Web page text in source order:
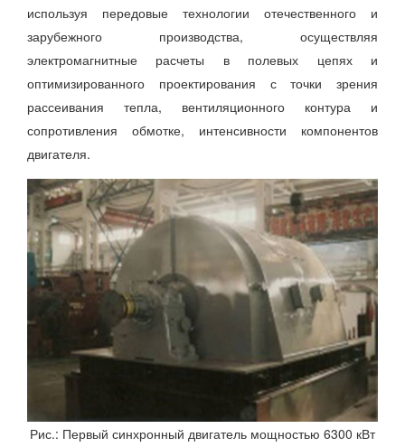
используя передовые технологии отечественного и
зарубежного производства, осуществляя
электромагнитные расчеты в полевых цепях и
оптимизированного проектирования с точки зрения
рассеивания тепла, вентиляционного контура и
сопротивления обмотке, интенсивности компонентов
двигателя.
Рис.: Первый синхронный двигатель мощностью 6300 кВт